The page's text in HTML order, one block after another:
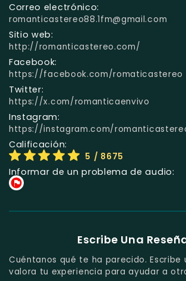
Correo electrónico:
romanticastereo88.1fm@gmail.com
Sitio web:
http://romanticastereo.com/
Facebook:
https://facebook.com/romaticastereo
Twitter:
https://x.com/romanticaenvivo
Instagram:
https://instagram.com/
Calificación:
5 / 8675
Informar de un problema de audio:
Escribe Una
Cuéntanos qué te ha parecido. Escribe
valora tu experiencia para ayudar a